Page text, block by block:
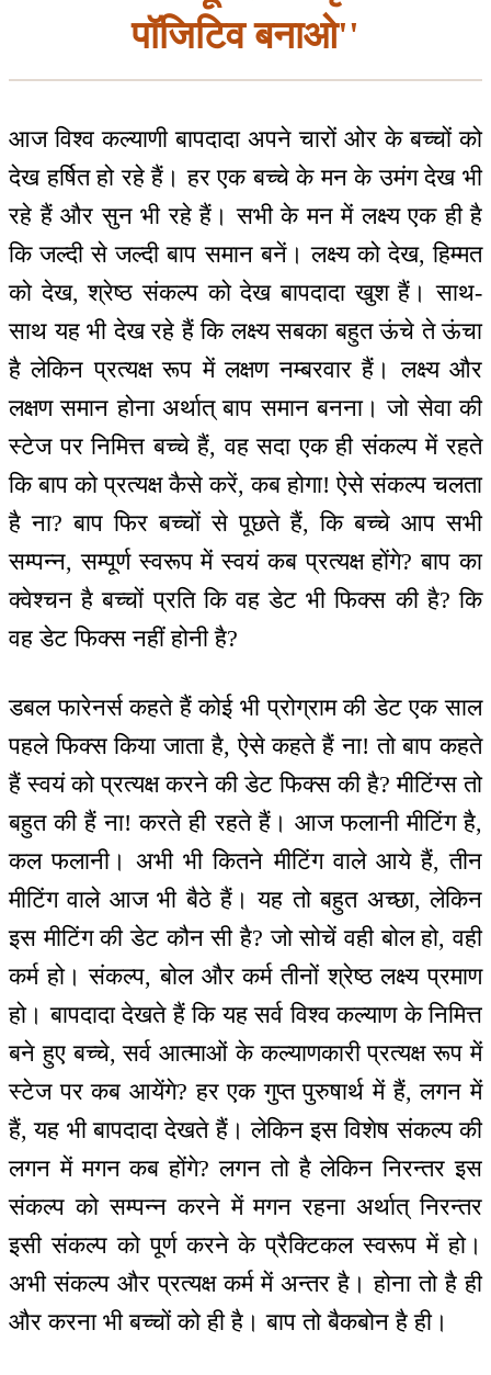
पॉजिटिव बनाओ''
आज विश्व कल्याणी बापदादा अपने चारों ओर के बच्चों को
देख हर्षित हो रहे हैं। हर एक बच्चे के मन के उमंग देख भी
रहे हैं और सुन भी रहे हैं। सभी के मन में लक्ष्य एक ही है
कि जल्दी से जल्दी बाप समान बनें। लक्ष्य को देख, हिम्मत
को देख, श्रेष्ठ संकल्प को देख बापदादा खुश हैं। साथ-
साथ यह भी देख रहे हैं कि लक्ष्य सबका बहुत ऊंचे ते ऊंचा
है लेकिन प्रत्यक्ष रूप में लक्षण नम्बरवार हैं। लक्ष्य और
लक्षण समान होना अर्थात् बाप समान बनना। जो सेवा की
स्टेज पर निमित्त बच्चे हैं, वह सदा एक ही संकल्प में रहते
कि बाप को प्रत्यक्ष कैसे करें, कब होगा! ऐसे संकल्प चलता
है ना? बाप फिर बच्चों से पूछते हैं, कि बच्चे आप सभी
सम्पन्न, सम्पूर्ण स्वरूप में स्वयं कब प्रत्यक्ष होंगे? बाप का
क्वेश्चन है बच्चों प्रति कि वह डेट भी फिक्स की है? कि
वह डेट फिक्स नहीं होनी है?
डबल फारेनर्स कहते हैं कोई भी प्रोग्राम की डेट एक साल
पहले फिक्स किया जाता है, ऐसे कहते हैं ना! तो बाप कहते
हैं स्वयं को प्रत्यक्ष करने की डेट फिक्स की है? मीटिंग्स तो
बहुत की हैं ना! करते ही रहते हैं। आज फलानी मीटिंग है,
कल फलानी। अभी भी कितने मीटिंग वाले आये हैं, तीन
मीटिंग वाले आज भी बैठे हैं। यह तो बहुत अच्छा, लेकिन
इस मीटिंग की डेट कौन सी है? जो सोचें वही बोल हो, वही
कर्म हो। संकल्प, बोल और कर्म तीनों श्रेष्ठ लक्ष्य प्रमाण
हो। बापदादा देखते हैं कि यह सर्व विश्व कल्याण के निमित्त
बने हुए बच्चे, सर्व आत्माओं के कल्याणकारी प्रत्यक्ष रूप में
स्टेज पर कब आयेंगे? हर एक गुप्त पुरुषार्थ में हैं, लगन में
हैं, यह भी बापदादा देखते हैं। लेकिन इस विशेष संकल्प की
लगन में मगन कब होंगे? लगन तो है लेकिन निरन्तर इस
संकल्प को सम्पन्न करने में मगन रहना अर्थात् निरन्तर
इसी संकल्प को पूर्ण करने के प्रैक्टिकल स्वरूप में हो।
अभी संकल्प और प्रत्यक्ष कर्म में अन्तर है। होना तो है ही
और करना भी बच्चों को ही है। बाप तो बैकबोन है ही।